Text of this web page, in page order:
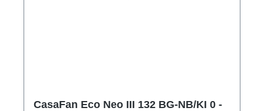
CasaFan Eco Neo III 132 BG-NB/KI 0 -